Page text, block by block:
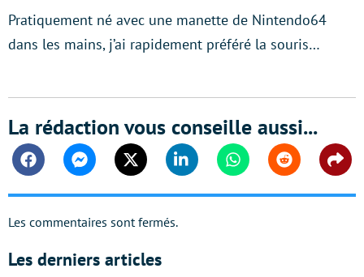
Pratiquement né avec une manette de Nintendo64
dans les mains, j’ai rapidement préféré la souris…
La rédaction vous conseille aussi...
FacebookMessengerTwitter Linkedin WhatsappReddit
Les commentaires sont fermés.
Les derniers articles